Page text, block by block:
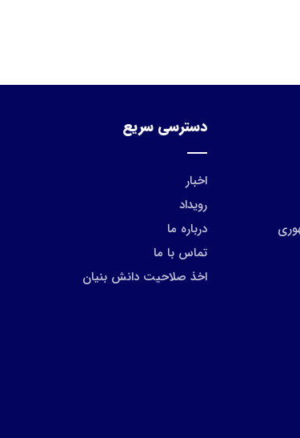
دسترسی سریع
اخبار
رویداد
درباره ما
تماس با ما
اخذ صلاحیت دانش بنیان